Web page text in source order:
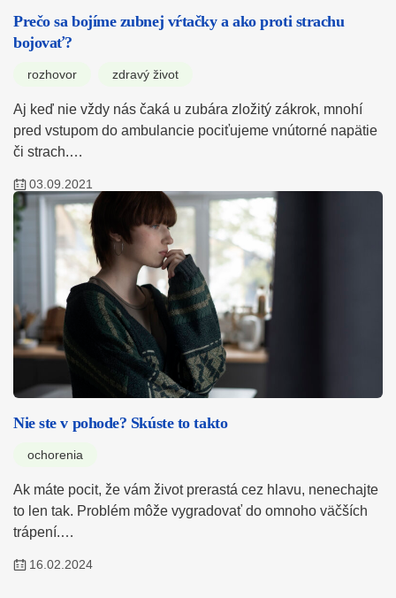
Prečo sa bojíme zubnej vŕtačky a ako proti strachu
bojovať?
rozhovor zdravý život
Aj keď nie vždy nás čaká u zubára zložitý zákrok, mnohí
pred vstupom do ambulancie pociťujeme vnútorné napätie
či strach.…
03.09.2021
Nie ste v pohode? Skúste to takto
ochorenia
Ak máte pocit, že vám život prerastá cez hlavu, nenechajte
to len tak. Problém môže vygradovať do omnoho väčších
trápení.…
16.02.2024